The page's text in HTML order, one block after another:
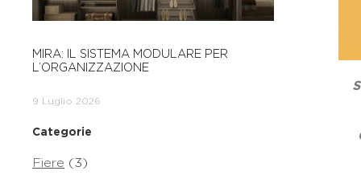
MIRA: IL SISTEMA MODULARE PER
L’ORGANIZZAZIONE
9 Luglio 2026
Categorie
Fiere (3)